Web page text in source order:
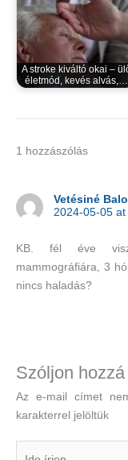
A stroke kiváltó okai –
életmód, kevés alvás,…
1 hozzászólás
Vetésiné
2024-05-05
KB. fél éve
mammográfiára, 3
nincs haladás?
Szóljon hozzá
Az e-mail címet
karakterrel jelöltük